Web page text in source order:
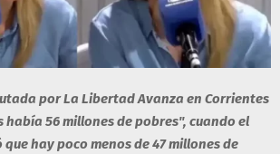
por La Libertad Avanza en Corrientes
había 56 millones de pobres", cuando el
hay poco menos de 47 millones de